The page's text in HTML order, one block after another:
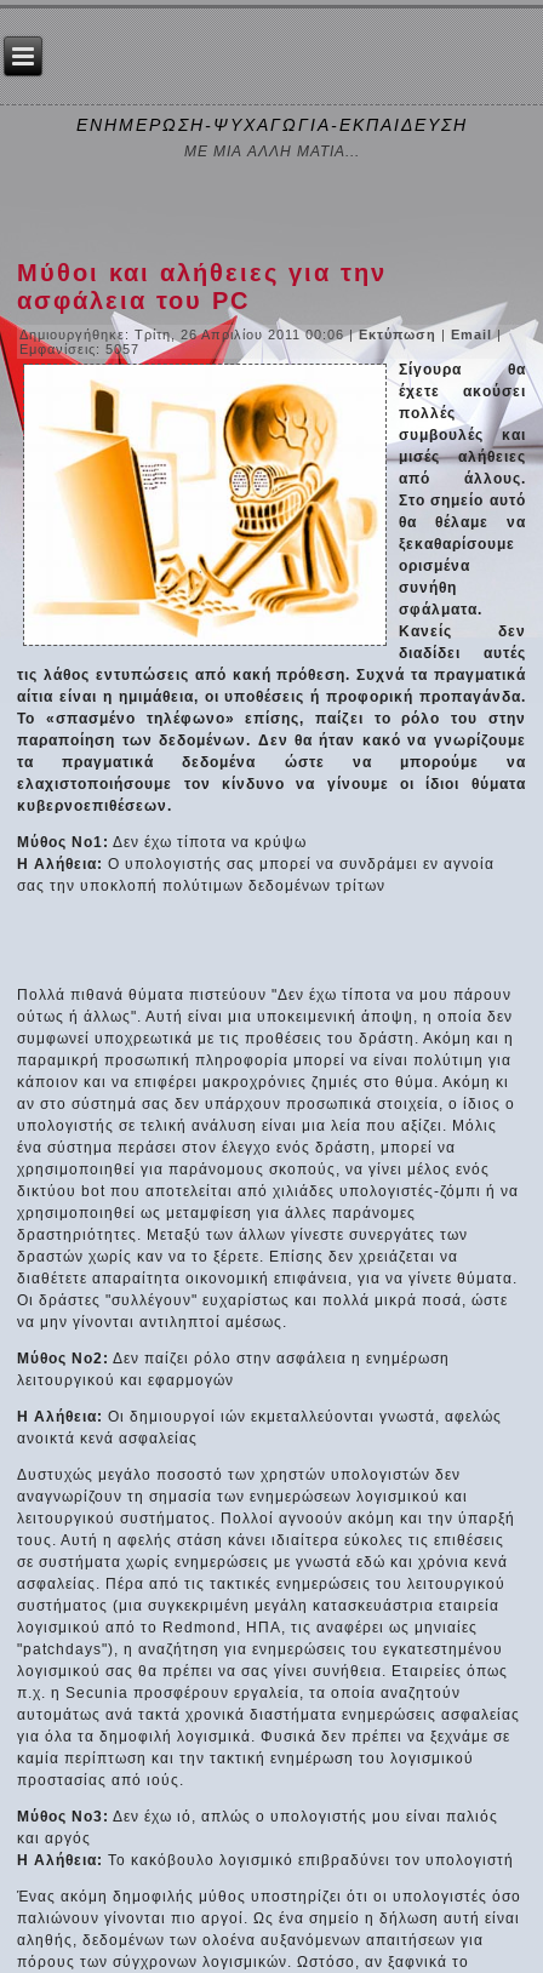
ΕΝΗΜΕΡΩΣΗ-ΨΥΧΑΓΩΓΙΑ-ΕΚΠΑΙΔΕΥΣΗ
ΜΕ ΜΙΑ ΑΛΛΗ ΜΑΤΙΑ...
Μύθοι και αλήθειες για την
ασφάλεια του PC
Δημιουργήθηκε: Τρίτη, 26 Απριλίου 2011 00:06|Εκτύπωση |Email|
Εμφανίσεις: 5057
Σίγουρα θα
έχετε ακούσει
πολλές
συμβουλές και
μισές αλήθειες
από άλλους.
Στο σημείο αυτό
θα θέλαμε να
ξεκαθαρίσουμε
ορισμένα
συνήθη
σφάλματα.
Κανείς δεν
διαδίδει αυτές
τις λάθος εντυπώσεις από κακή πρόθεση. Συχνά τα πραγματικά
αίτια είναι η ημιμάθεια, οι υποθέσεις ή προφορική προπαγάνδα.
Το «σπασμένο τηλέφωνο» επίσης, παίζει το ρόλο του στην
παραποίηση των δεδομένων. Δεν θα ήταν κακό να γνωρίζουμε
τα πραγματικά δεδομένα ώστε να μπορούμε να
ελαχιστοποιήσουμε τον κίνδυνο να γίνουμε οι ίδιοι θύματα
κυβερνοεπιθέσεων.
Μύθος Νο1: Δεν έχω τίποτα να κρύψω
Η Αλήθεια: Ο υπολογιστής σας μπορεί να συνδράμει εν αγνοία
σας την υποκλοπή πολύτιμων δεδομένων τρίτων
Πολλά πιθανά θύματα πιστεύουν "Δεν έχω τίποτα να μου πάρουν
ούτως ή άλλως". Αυτή είναι μια υποκειμενική άποψη, η οποία δεν
συμφωνεί υποχρεωτικά με τις προθέσεις του δράστη. Ακόμη και η
παραμικρή προσωπική πληροφορία μπορεί να είναι πολύτιμη για
κάποιον και να επιφέρει μακροχρόνιες ζημιές στο θύμα. Ακόμη κι
αν στο σύστημά σας δεν υπάρχουν προσωπικά στοιχεία, ο ίδιος ο
υπολογιστής σε τελική ανάλυση είναι μια λεία που αξίζει. Μόλις
ένα σύστημα περάσει στον έλεγχο ενός δράστη, μπορεί να
χρησιμοποιηθεί για παράνομους σκοπούς, να γίνει μέλος ενός
δικτύου bot που αποτελείται από χιλιάδες υπολογιστές-ζόμπι ή να
χρησιμοποιηθεί ως μεταμφίεση για άλλες παράνομες
δραστηριότητες. Μεταξύ των άλλων γίνεστε συνεργάτες των
δραστών χωρίς καν να το ξέρετε. Επίσης δεν χρειάζεται να
διαθέτετε απαραίτητα οικονομική επιφάνεια, για να γίνετε θύματα.
Οι δράστες "συλλέγουν" ευχαρίστως και πολλά μικρά ποσά, ώστε
να μην γίνονται αντιληπτοί αμέσως.
Μύθος Νο2: Δεν παίζει ρόλο στην ασφάλεια η ενημέρωση
λειτουργικού και εφαρμογών
Η Αλήθεια: Οι δημιουργοί ιών εκμεταλλεύονται γνωστά, αφελώς
ανοικτά κενά ασφαλείας
Δυστυχώς μεγάλο ποσοστό των χρηστών υπολογιστών δεν
αναγνωρίζουν τη σημασία των ενημερώσεων λογισμικού και
λειτουργικού συστήματος. Πολλοί αγνοούν ακόμη και την ύπαρξή
τους. Αυτή η αφελής στάση κάνει ιδιαίτερα εύκολες τις επιθέσεις
σε συστήματα χωρίς ενημερώσεις με γνωστά εδώ και χρόνια κενά
ασφαλείας. Πέρα από τις τακτικές ενημερώσεις του λειτουργικού
συστήματος (μια συγκεκριμένη μεγάλη κατασκευάστρια εταιρεία
λογισμικού από το Redmond, ΗΠΑ, τις αναφέρει ως μηνιαίες
"patchdays"), η αναζήτηση για ενημερώσεις του εγκατεστημένου
λογισμικού σας θα πρέπει να σας γίνει συνήθεια. Εταιρείες όπως
π.χ. η Secunia προσφέρουν εργαλεία, τα οποία αναζητούν
αυτομάτως ανά τακτά χρονικά διαστήματα ενημερώσεις ασφαλείας
για όλα τα δημοφιλή λογισμικά. Φυσικά δεν πρέπει να ξεχνάμε σε
καμία περίπτωση και την τακτική ενημέρωση του λογισμικού
προστασίας από ιούς.
Μύθος Νο3: Δεν έχω ιό, απλώς ο υπολογιστής μου είναι παλιός
και αργός
Η Αλήθεια: Το κακόβουλο λογισμικό επιβραδύνει τον υπολογιστή
Ένας ακόμη δημοφιλής μύθος υποστηρίζει ότι οι υπολογιστές όσο
παλιώνουν γίνονται πιο αργοί. Ως ένα σημείο η δήλωση αυτή είναι
αληθής, δεδομένων των ολοένα αυξανόμενων απαιτήσεων για
πόρους των σύγχρονων λογισμικών. Ωστόσο, αν ξαφνικά το